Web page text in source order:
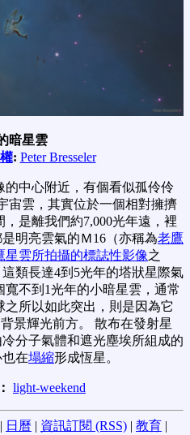
暗星雲
: Peter Bresseler
的中心附近，有個看似孤伶伶
宙雲，其實位於一個相對擁擠
是離我們約7,000光年遠，裡
明亮雲氣的Ｍ16（亦稱為老鷹
星雲所拍攝的標誌性影像之
這類長達4到5光年的塔狀星際氣
不到1光年的小暗星雲，通常
之所以如此突出，則是因為它
景輝光前方。 散布在發射星
分子氣體和遮光塵埃所組成的
在塌縮形成恆星。
light-weekend
| 日曆 | 資訊訂閱 (RSS) | 教育 |